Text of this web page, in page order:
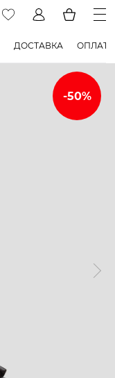
ДОСТАВКА ОПЛАТА